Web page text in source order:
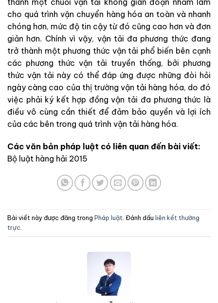
cho quá trình vận chuyển hàng hóa an toàn và nhanh
chóng hơn, mức độ tin cậy từ đó cũng cao hơn và đơn
giản hơn. Chính vì vậy, vận tải đa phương thức đang
trở thành một phương thức vận tải phổ biến bên cạnh
các phương thức vận tải truyền thống, bởi phương
thức vận tải này có thể đáp ứng được những đòi hỏi
ngày càng cao của thị trường vận tải hàng hóa, do đó
việc phải ký kết hợp đồng vận tải đa phương thức là
điều vô cùng cần thiết để đảm bảo quyền và lợi ích
của các bên trong quá trình vận tải hàng hóa.
Các văn bản pháp luật có liên quan đến bài viết:
Bộ luật hàng hải 2015
Bài viết này được đăng trong Pháp luật . Đánh dấu liên kết thường
trực